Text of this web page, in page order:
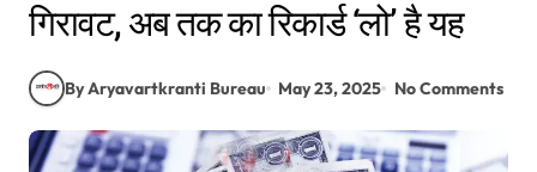
गिरावट, अब तक का रिकार्ड ‘लो’ है यह
By Aryavartkranti Bureau May 23, 2025 No Comments